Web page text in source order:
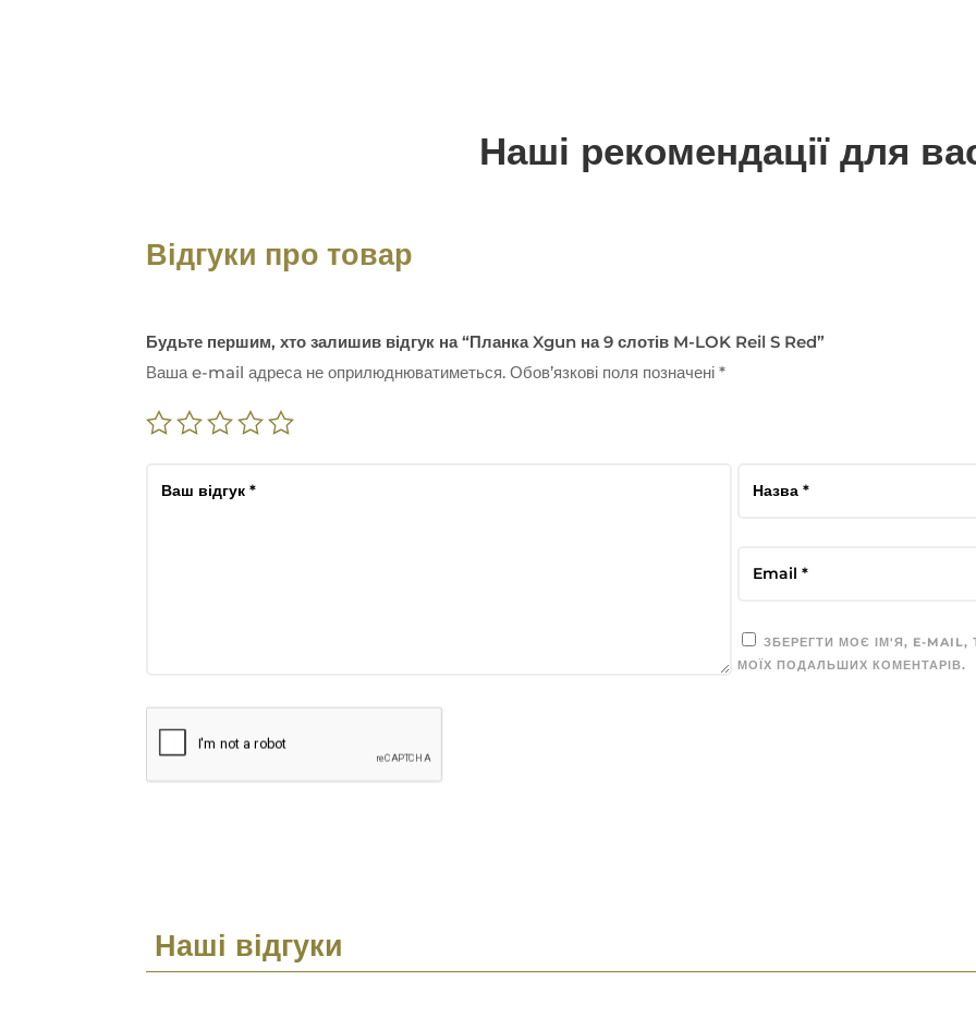
Наші рекомендації для
Відгуки про товар
Будьте першим, хто залишив відгук на “Планка Xgun на 9 слотів M-LOK Reil S Red”
Ваша e-mail адреса не оприлюднюватиметься. Обов’язкові поля позначені*
ЗБЕРЕГТИ МОЄ ІМ'Я, E-
МОЇХ ПОДАЛЬШИХ КОМЕНТАРІВ.
Наші відгуки